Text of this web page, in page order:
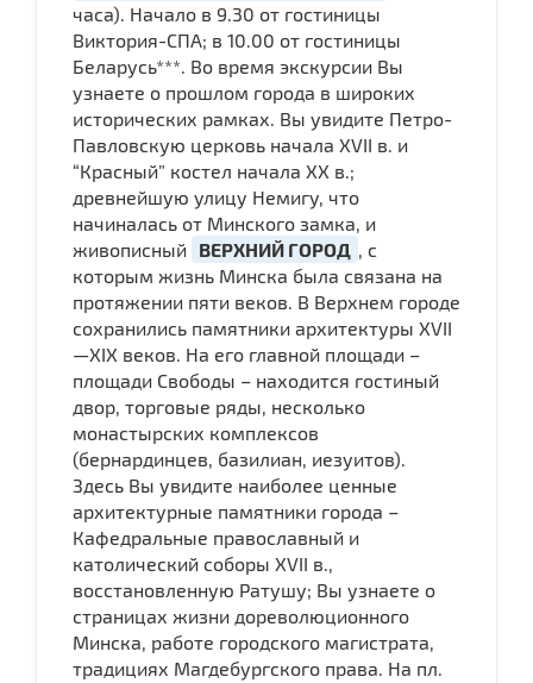
часа). Начало в 9.30 от гостиницы
Виктория-СПА; в 10.00 от гостиницы
Беларусь***. Во время экскурсии Вы
узнаете о прошлом города в широких
исторических рамках. Вы увидите Петро-
Павловскую церковь начала ХVII в. и
“Красный” костел начала ХХ в.;
древнейшую улицу Немигу, что
начиналась от Минского замка, и
живописный
ВЕРХНИЙ ГОРОД
, с
которым жизнь Минска была связана на
протяжении пяти веков. В Верхнем городе
сохранились памятники архитектуры XVII
—XIX веков. На его главной площади –
площади Свободы – находится гостиный
двор, торговые ряды, несколько
монастырских комплексов
(бернардинцев, базилиан, иезуитов).
Здесь Вы увидите наиболее ценные
архитектурные памятники города –
Кафедральные православный и
католический соборы ХVII в.,
восстановленную Ратушу; Вы узнаете о
страницах жизни дореволюционного
Минска, работе городского магистрата,
традициях Магдебургского права. На пл.